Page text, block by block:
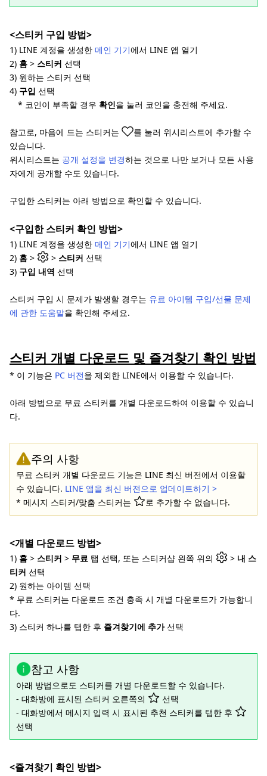
<스티커 구입 방법>
1) LINE 계정을 생성한 메인 기기에서 LINE 앱 열기
2) 홈 > 스티커 선택
3) 원하는 스티커 선택
4) 구입 선택
* 코인이 부족할 경우 확인을 눌러 코인을 충전해 주세요.
참고로, 마음에 드는 스티커는
를 눌러 위시리스트에 추가할 수
있습니다.
위시리스트는 공개 설정을 변경하는 것으로 나만 보거나 모든 사용
자에게 공개할 수도 있습니다.
구입한 스티커는 아래 방법으로 확인할 수 있습니다.
<구입한 스티커 확인 방법>
1) LINE 계정을 생성한 메인 기기에서 LINE 앱 열기
2) 홈 > > 스티커 선택
3) 구입 내역 선택
스티커 구입 시 문제가 발생할 경우는 유료 아이템 구입/선물 문제
에 관한 도움말을 확인해 주세요.
스티커 개별 다운로드 및 즐겨찾기 확인 방법
* 이 기능은 PC 버전을 제외한 LINE에서 이용할 수 있습니다.
아래 방법으로 무료 스티커를 개별 다운로드하여 이용할 수 있습니
다.
주의 사항
무료 스티커 개별 다운로드 기능은 LINE 최신 버전에서 이용할
수 있습니다. LINE 앱을 최신 버전으로 업데이트하기 >
* 메시지 스티커/맞춤 스티커는
로 추가할 수 없습니다.
<개별 다운로드 방법>
1) 홈 > 스티커 > 무료 탭 선택, 또는 스티커샵 왼쪽 위의 > 내 스
티커 선택
2) 원하는 아이템 선택
* 무료 스티커는 다운로드 조건 충족 시 개별 다운로드가 가능합니
다.
3) 스티커 하나를 탭한 후 즐겨찾기에 추가선택
참고 사항
아래 방법으로도 스티커를 개별 다운로드할 수 있습니다.
- 대화방에 표시된 스티커 오른쪽의
선택
- 대화방에서 메시지 입력 시 표시된 추천 스티커를 탭한 후
선택
<즐겨찾기 확인 방법>